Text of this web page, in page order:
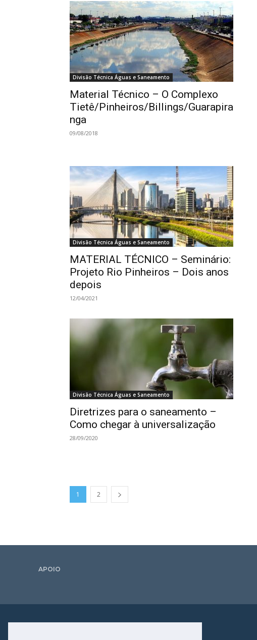
Divisão Técnica Águas e Saneamento
Material Técnico – O Complexo
Tietê/Pinheiros/Billings/Guarapira
nga
09/08/2018
Divisão Técnica Águas e Saneamento
MATERIAL TÉCNICO – Seminário:
Projeto Rio Pinheiros – Dois anos
depois
12/04/2021
Divisão Técnica Águas e Saneamento
Diretrizes para o saneamento –
Como chegar à universalização
28/09/2020
1 2
APOIO